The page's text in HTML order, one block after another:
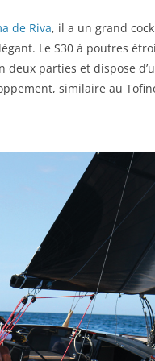
de Riva, il a un grand
Le S30 à poutres
deux parties et dispose
similaire au